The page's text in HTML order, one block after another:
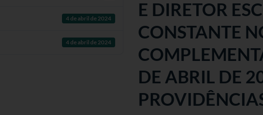
4 de abril de 2024
4 de abril de 2024
E DIRETOR
CONSTANTE
DE ABRIL DE